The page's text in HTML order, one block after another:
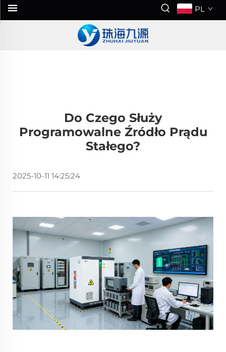
PL
Do Czego Służy
Programowalne Źródło Prądu
Stałego?
2025-10-11 14:25:24